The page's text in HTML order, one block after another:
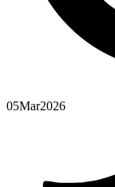
05Mar2026